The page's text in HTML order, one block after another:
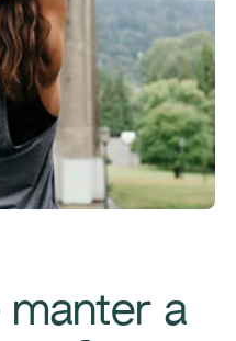
manter a